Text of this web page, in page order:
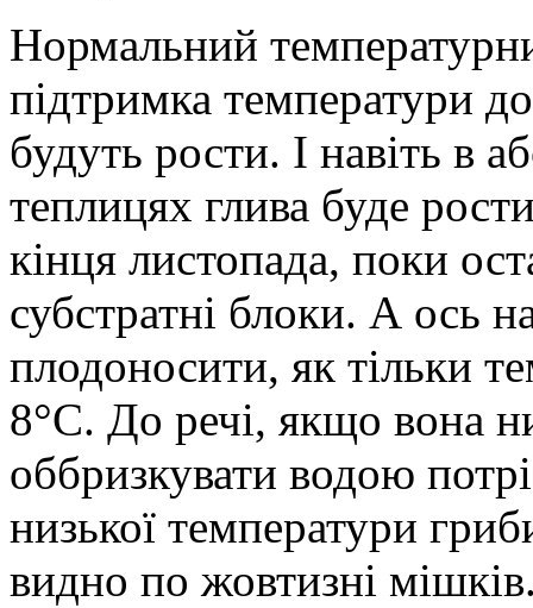
Нормальний
підтримка температури
будуть рости. І навіть в
теплицях глива буде
кінця листопада, поки
субстратні блоки. А ось
плодоносити, як тільки
8°С. До речі, якщо вона
оббризкувати водою
низької температури
видно по жовтизні